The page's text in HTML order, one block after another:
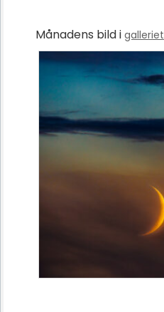
Månadens bild i galleriet